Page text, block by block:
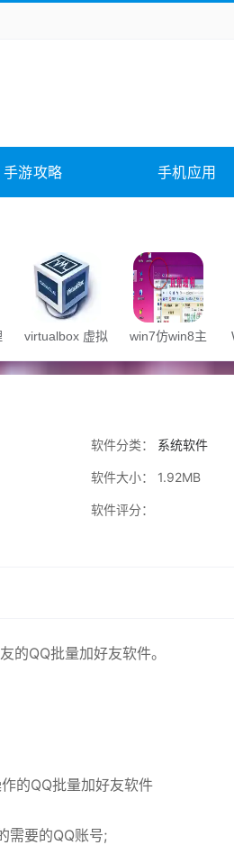
关 应用软件 影音软
它
手游攻略 手机应用
virtualbox 虚拟
win7仿win8主
软件分类： 系统软件
软件大小： 1.92MB
软件评分：
的QQ批量加好友软件。
的QQ批量加好友软件
需要的QQ账号;